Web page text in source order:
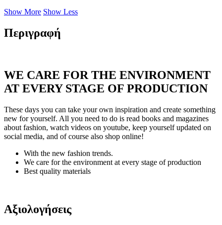
Show More Show Less
Περιγραφή
WE CARE FOR THE ENVIRONMENT
AT EVERY STAGE OF PRODUCTION
These days you can take your own inspiration and create something
new for yourself. All you need to do is read books and magazines
about fashion, watch videos on youtube, keep yourself updated on
social media, and of course also shop online!
With the new fashion trends.
We care for the environment at every stage of production
Best quality materials
Αξιολογήσεις